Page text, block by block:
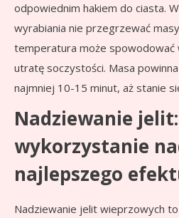
odpowiednim hakiem do ciasta.
wyrabiania nie przegrzewać
temperatura może spowodować
utratę soczystości. Masa
najmniej 10-15 minut, aż stanie
Nadziewanie jelit:
wykorzystanie
najlepszego
Nadziewanie jelit wieprzowych